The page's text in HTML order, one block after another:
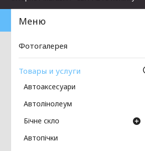
Фотогалерея
Товары и услуги
Автоаксесуари
Автолінолеум
Бічне скло
Автопічки